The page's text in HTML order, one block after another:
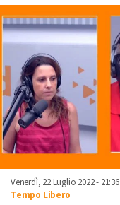
Venerdì, 22 Luglio 2022 - 21:36
Tempo Libero